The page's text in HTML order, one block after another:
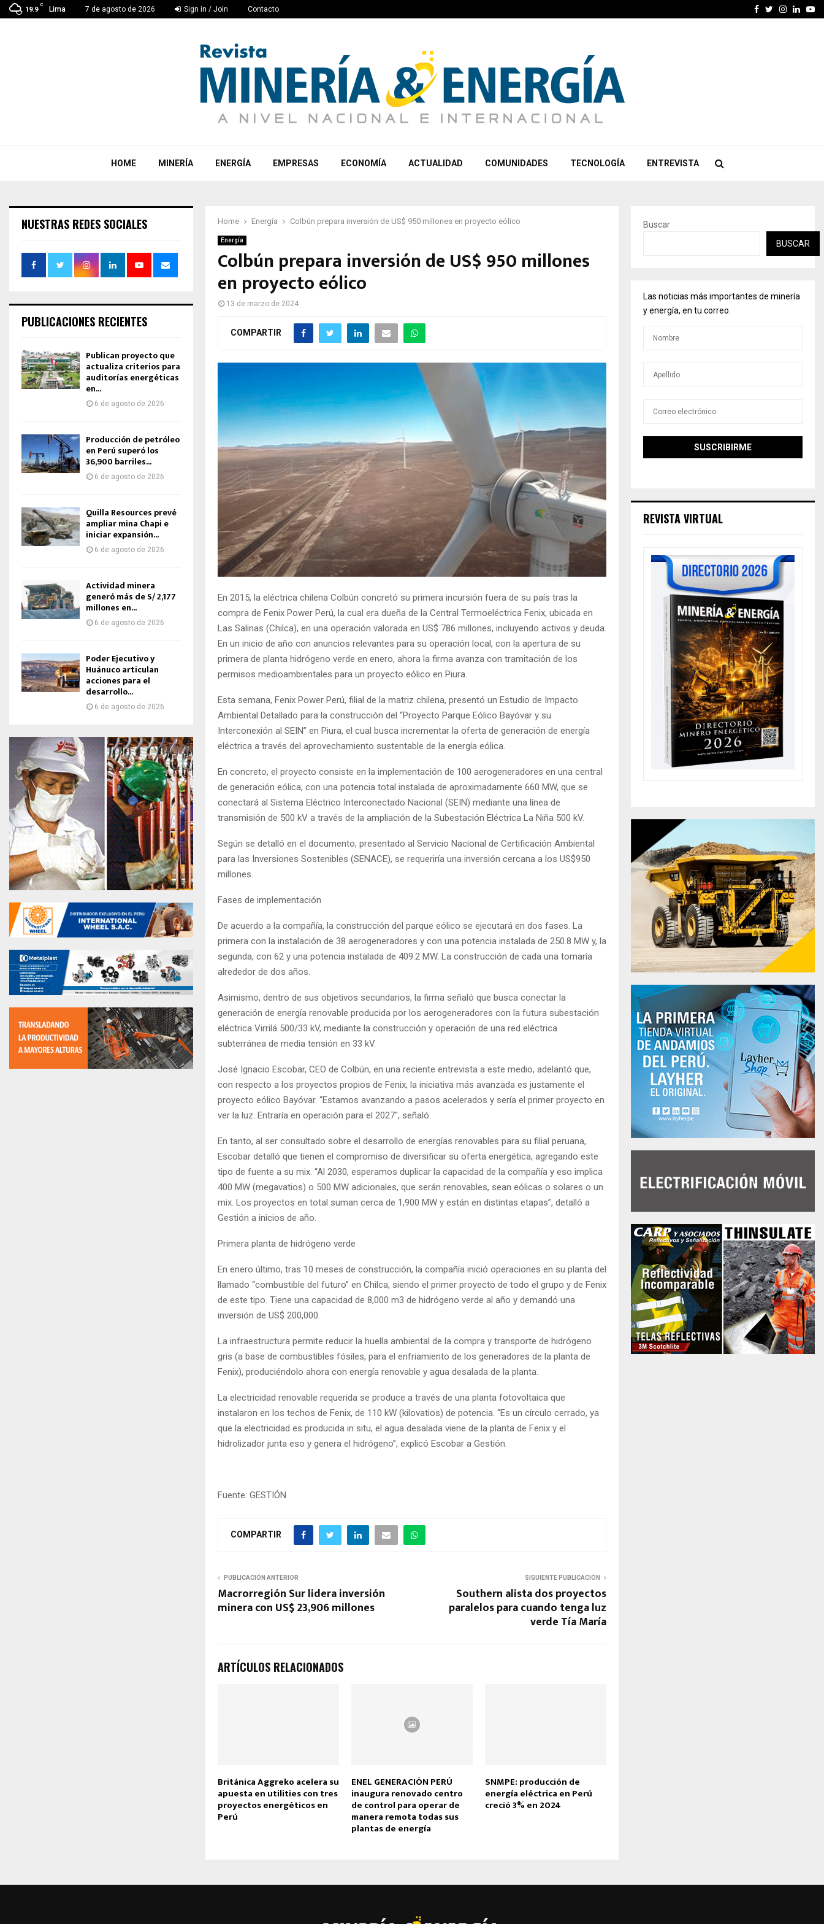
19.9
C
Lima 7 de agosto de 2026 Sign in / Join Contacto Facebook
Twitter
HOME MINERÍA ENERGÍA EMPRESAS ECONOMÍA ACTUALIDAD COMUNIDADES TECNOLOGÍA ENTREVISTA
Home Energía Colbún prepara inversión de US$ 950 millones en proyecto eólico
Energía
Colbún prepara inversión de US$ 950 millones
en proyecto eólico
13 de marzo de 2024
COMPARTIR
En 2015, la eléctrica chilena Colbún concretó su primera incursión fuera de su país tras la
compra de Fenix Power Perú, la cual era dueña de la Central Termoeléctrica Fenix, ubicada en
Las Salinas (Chilca), en una operación valorada en US$ 786 millones, incluyendo activos y deuda.
En un inicio de año con anuncios relevantes para su operación local, con la apertura de su
primera de planta hidrógeno verde en enero, ahora la firma avanza con tramitación de los
permisos medioambientales para un proyecto eólico en Piura.
Esta semana, Fenix Power Perú, filial de la matriz chilena, presentó un Estudio de Impacto
Ambiental Detallado para la construcción del “Proyecto Parque Eólico Bayóvar y su
Interconexión al SEIN” en Piura, el cual busca incrementar la oferta de generación de energía
eléctrica a través del aprovechamiento sustentable de la energía eólica.
En concreto, el proyecto consiste en la implementación de 100 aerogeneradores en una central
de generación eólica, con una potencia total instalada de aproximadamente 660 MW, que se
conectará al Sistema Eléctrico Interconectado Nacional (SEIN) mediante una línea de
transmisión de 500 kV a través de la ampliación de la Subestación Eléctrica La Niña 500 kV.
Según se detalló en el documento, presentado al Servicio Nacional de Certificación Ambiental
para las Inversiones Sostenibles (SENACE), se requeriría una inversión cercana a los US$950
millones.
Fases de implementación
De acuerdo a la compañía, la construcción del parque eólico se ejecutará en dos fases. La
primera con la instalación de 38 aerogeneradores y con una potencia instalada de 250.8 MW y, la
segunda, con 62 y una potencia instalada de 409.2 MW. La construcción de cada una tomaría
alrededor de dos años.
Asimismo, dentro de sus objetivos secundarios, la firma señaló que busca conectar la
generación de energía renovable producida por los aerogeneradores con la futura subestación
eléctrica Virrilá 500/33 kV, mediante la construcción y operación de una red eléctrica
subterránea de media tensión en 33 kV.
José Ignacio Escobar, CEO de Colbún, en una reciente entrevista a este medio, adelantó que,
con respecto a los proyectos propios de Fenix, la iniciativa más avanzada es justamente el
proyecto eólico Bayóvar. “Estamos avanzando a pasos acelerados y sería el primer proyecto en
ver la luz. Entraría en operación para el 2027″, señaló.
En tanto, al ser consultado sobre el desarrollo de energías renovables para su filial peruana,
Escobar detalló que tienen el compromiso de diversificar su oferta energética, agregando este
tipo de fuente a su mix. “Al 2030, esperamos duplicar la capacidad de la compañía y eso implica
400 MW (megavatios) o 500 MW adicionales, que serán renovables, sean eólicas o solares o un
mix. Los proyectos en total suman cerca de 1,900 MW y están en distintas etapas”, detalló a
Gestión a inicios de año.
Primera planta de hidrógeno verde
En enero último, tras 10 meses de construcción, la compañía inició operaciones en su planta del
llamado “combustible del futuro” en Chilca, siendo el primer proyecto de todo el grupo y de Fenix
de este tipo. Tiene una capacidad de 8,000 m3 de hidrógeno verde al año y demandó una
inversión de US$ 200,000.
La infraestructura permite reducir la huella ambiental de la compra y transporte de hidrógeno
gris (a base de combustibles fósiles, para el enfriamiento de los generadores de la planta de
Fenix), produciéndolo ahora con energía renovable y agua desalada de la planta.
La electricidad renovable requerida se produce a través de una planta fotovoltaica que
instalaron en los techos de Fenix, de 110 kW (kilovatios) de potencia. “Es un círculo cerrado, ya
que la electricidad es producida in situ, el agua desalada viene de la planta de Fenix y el
hidrolizador junta eso y genera el hidrógeno”, explicó Escobar a Gestión.
Fuente: GESTIÓN
COMPARTIR
PUBLICACIÓN ANTERIOR
Macrorregión Sur lidera inversión
minera con US$ 23,906 millones
SIGUIENTE PUBLICACIÓN
Southern alista dos proyectos
paralelos para cuando tenga luz
verde Tía María
ARTÍCULOS RELACIONADOS
Británica Aggreko acelera su
apuesta en utilities con tres
proyectos energéticos en
Perú
ENEL GENERACIÓN PERÚ
inaugura renovado centro
de control para operar de
manera remota todas sus
plantas de energía
SNMPE: producción de
energía eléctrica en Perú
creció 3% en 2024
NUESTRAS REDES SOCIALES
PUBLICACIONES RECIENTES
Publican proyecto que
actualiza criterios para
auditorías energéticas
en...
6 de agosto de 2026
Producción de petróleo
en Perú superó los
36,900 barriles...
6 de agosto de 2026
Quilla Resources prevé
ampliar mina Chapi e
iniciar expansión...
6 de agosto de 2026
Actividad minera
generó más de S/ 2,177
millones en...
6 de agosto de 2026
Poder Ejecutivo y
Huánuco articulan
acciones para el
desarrollo...
6 de agosto de 2026
Buscar
BUSCAR
Las noticias más importantes de minería
y energía, en tu correo.
REVISTA VIRTUAL